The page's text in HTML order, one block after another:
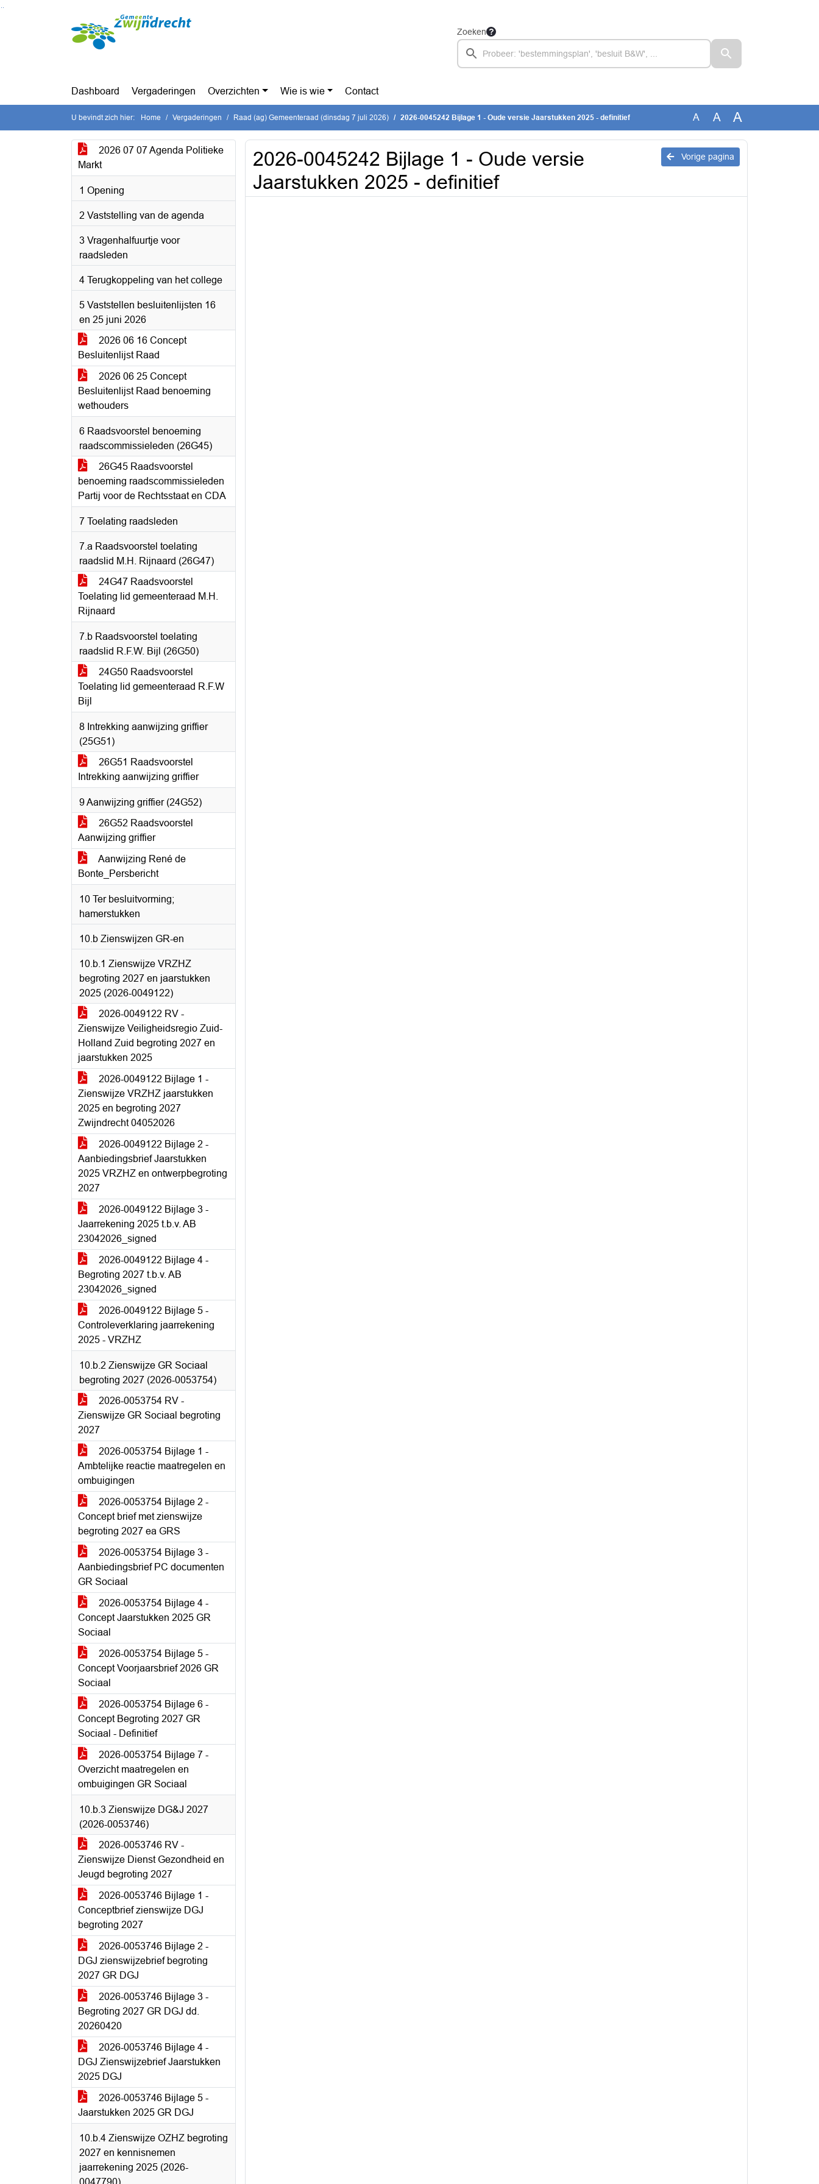
Ga naar de inhoud van deze pagina
Zoeken
Dashboard Vergaderingen Overzichten Wie is wie Contact
U bevindt zich hier: Home Vergaderingen Raad (ag) Gemeenteraad (dinsdag 7 juli 2026) 2026-0045242 Bijlage 1 - Oude versie Jaarstukken 2025 - definitief A A A
2026 07 07 Agenda Politieke
Markt
1 Opening
2 Vaststelling van de agenda
3 Vragenhalfuurtje voor
raadsleden
4 Terugkoppeling van het college
5 Vaststellen besluitenlijsten 16
en 25 juni 2026
2026 06 16 Concept
Besluitenlijst Raad
2026 06 25 Concept
Besluitenlijst Raad benoeming
wethouders
6 Raadsvoorstel benoeming
raadscommissieleden (26G45)
26G45 Raadsvoorstel
benoeming raadscommissieleden
Partij voor de Rechtsstaat en CDA
7 Toelating raadsleden
7.a Raadsvoorstel toelating
raadslid M.H. Rijnaard (26G47)
24G47 Raadsvoorstel
Toelating lid gemeenteraad M.H.
Rijnaard
7.b Raadsvoorstel toelating
raadslid R.F.W. Bijl (26G50)
24G50 Raadsvoorstel
Toelating lid gemeenteraad R.F.W
Bijl
8 Intrekking aanwijzing griffier
(25G51)
26G51 Raadsvoorstel
Intrekking aanwijzing griffier
9 Aanwijzing griffier (24G52)
26G52 Raadsvoorstel
Aanwijzing griffier
Aanwijzing René de
Bonte_Persbericht
10 Ter besluitvorming;
hamerstukken
10.b Zienswijzen GR-en
10.b.1 Zienswijze VRZHZ
begroting 2027 en jaarstukken
2025 (2026-0049122)
2026-0049122 RV -
Zienswijze Veiligheidsregio Zuid-
Holland Zuid begroting 2027 en
jaarstukken 2025
2026-0049122 Bijlage 1 -
Zienswijze VRZHZ jaarstukken
2025 en begroting 2027
Zwijndrecht 04052026
2026-0049122 Bijlage 2 -
Aanbiedingsbrief Jaarstukken
2025 VRZHZ en ontwerpbegroting
2027
2026-0049122 Bijlage 3 -
Jaarrekening 2025 t.b.v. AB
23042026_signed
2026-0049122 Bijlage 4 -
Begroting 2027 t.b.v. AB
23042026_signed
2026-0049122 Bijlage 5 -
Controleverklaring jaarrekening
2025 - VRZHZ
10.b.2 Zienswijze GR Sociaal
begroting 2027 (2026-0053754)
2026-0053754 RV -
Zienswijze GR Sociaal begroting
2027
2026-0053754 Bijlage 1 -
Ambtelijke reactie maatregelen en
ombuigingen
2026-0053754 Bijlage 2 -
Concept brief met zienswijze
begroting 2027 ea GRS
2026-0053754 Bijlage 3 -
Aanbiedingsbrief PC documenten
GR Sociaal
2026-0053754 Bijlage 4 -
Concept Jaarstukken 2025 GR
Sociaal
2026-0053754 Bijlage 5 -
Concept Voorjaarsbrief 2026 GR
Sociaal
2026-0053754 Bijlage 6 -
Concept Begroting 2027 GR
Sociaal - Definitief
2026-0053754 Bijlage 7 -
Overzicht maatregelen en
ombuigingen GR Sociaal
10.b.3 Zienswijze DG&J 2027
(2026-0053746)
2026-0053746 RV -
Zienswijze Dienst Gezondheid en
Jeugd begroting 2027
2026-0053746 Bijlage 1 -
Conceptbrief zienswijze DGJ
begroting 2027
2026-0053746 Bijlage 2 -
DGJ zienswijzebrief begroting
2027 GR DGJ
2026-0053746 Bijlage 3 -
Begroting 2027 GR DGJ dd.
20260420
2026-0053746 Bijlage 4 -
DGJ Zienswijzebrief Jaarstukken
2025 DGJ
2026-0053746 Bijlage 5 -
Jaarstukken 2025 GR DGJ
10.b.4 Zienswijze OZHZ begroting
2027 en kennisnemen
jaarrekening 2025 (2026-
0047790)
Vorige pagina
2026-0045242 Bijlage 1 - Oude versie
Jaarstukken 2025 - definitief